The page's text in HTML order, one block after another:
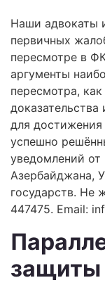
Наши адвокаты
первичных
пересмотре в
аргументы
пересмотра,
для достижения
успешно
уведомлений от
Азербайджана,
государств. Не
447475. Email:
защиты